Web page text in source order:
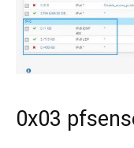
0x03